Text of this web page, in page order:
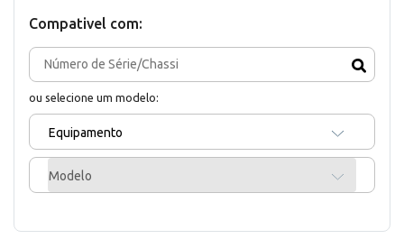
Compativel com:
ou selecione um modelo:
Equipamento
Modelo